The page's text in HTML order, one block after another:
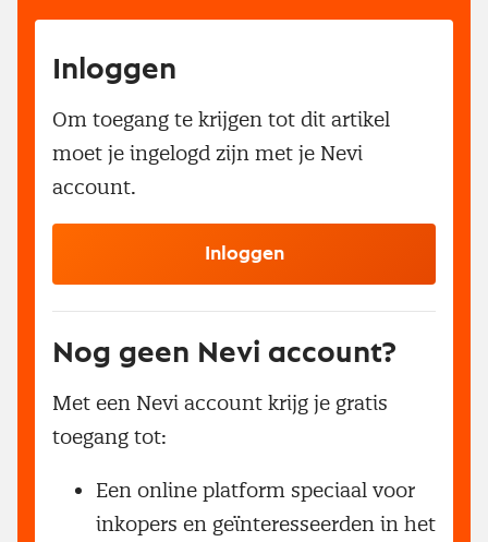
Inloggen
Om toegang te krijgen tot dit artikel
moet je ingelogd zijn met je Nevi
account.
Inloggen
Nog geen Nevi account?
Met een Nevi account krijg je gratis
toegang tot:
Een online platform speciaal voor
inkopers en geïnteresseerden in het